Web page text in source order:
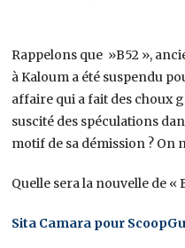
Rappelons que »B52 »,
à Kaloum a été suspendu
affaire qui a fait des choux
suscité des spéculations
motif de sa démission ? On
Quelle sera la nouvelle de «
Sita Camara pour